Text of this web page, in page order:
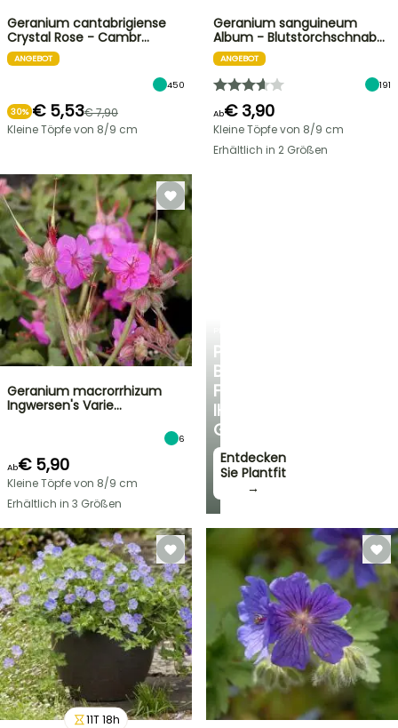
PERSÖNLICHE
BERATUNG
FÜR
IHREN
GARTEN
Entdecken
Sie Plantfit
→
Geranium cantabrigiense
Crystal Rose - Cambr…
ANGEBOT
450
30% € 5,53€ 7,90
Kleine Töpfe von 8/9 cm
Geranium sanguineum
Album - Blutstorchschnab…
ANGEBOT
191
Ab€ 3,90
Kleine Töpfe von 8/9 cm
Erhältlich in 2 Größen
Geranium macrorrhizum
Ingwersen's Varie…
6
Ab€ 5,90
Kleine Töpfe von 8/9 cm
Erhältlich in 3 Größen
11T18h